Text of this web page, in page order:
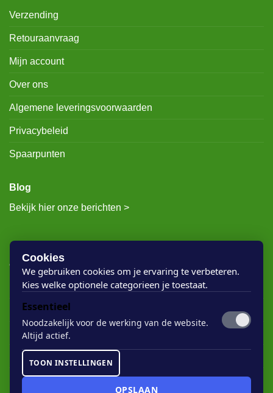
Verzending
Retouraanvraag
Mijn account
Over ons
Algemene leveringsvoorwaarden
Privacybeleid
Spaarpunten
Blog
Bekijk hier onze berichten >
Rigostep Skylt
Rubio Monocoat Oil Plus 2c
Houten vloer lak
Floorservice Onderhoudsolie
Rubio Monocoat Soap
Cookies
We gebruiken cookies om je ervaring te verbeteren.
Kies welke optionele categorieen je toestaat.
Essentieel
Noodzakelijk voor de werking van de website.
Altijd actief.
TOON INSTELLINGEN
OPSLAAN